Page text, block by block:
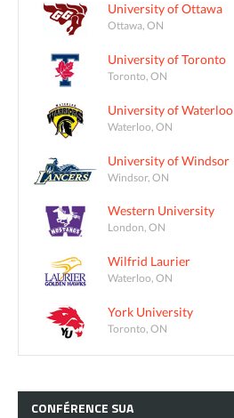
University of Ottawa
Ottawa, ON
University of Toronto
Toronto, ON
University of Waterloo
Waterloo, ON
University of Windsor
Windsor, ON
Western University
London, ON
Wilfrid Laurier
Waterloo, ON
York University
Toronto, ON
CONFÉRENCE SUA